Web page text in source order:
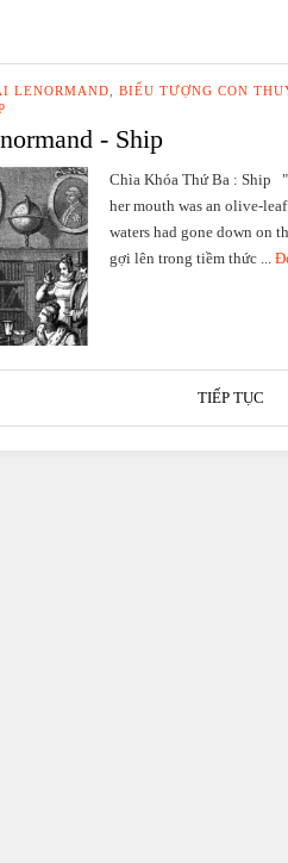
LENORMAND BIỂU TƯỢNG CON
- Ship
Chìa Khóa Thứ Ba : Ship
her mouth was an olive-
waters had gone down on
gợi lên trong tiềm thức ...
TIẾP TỤC